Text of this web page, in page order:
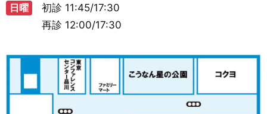
日曜
初診 11:45/17:30
再診 12:00/17:30